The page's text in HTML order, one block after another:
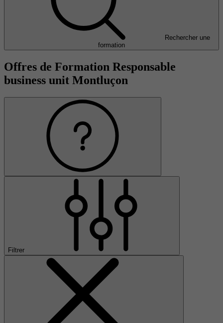
Rechercher une
formation
Offres de Formation Responsable
business unit Montluçon
Filtrer